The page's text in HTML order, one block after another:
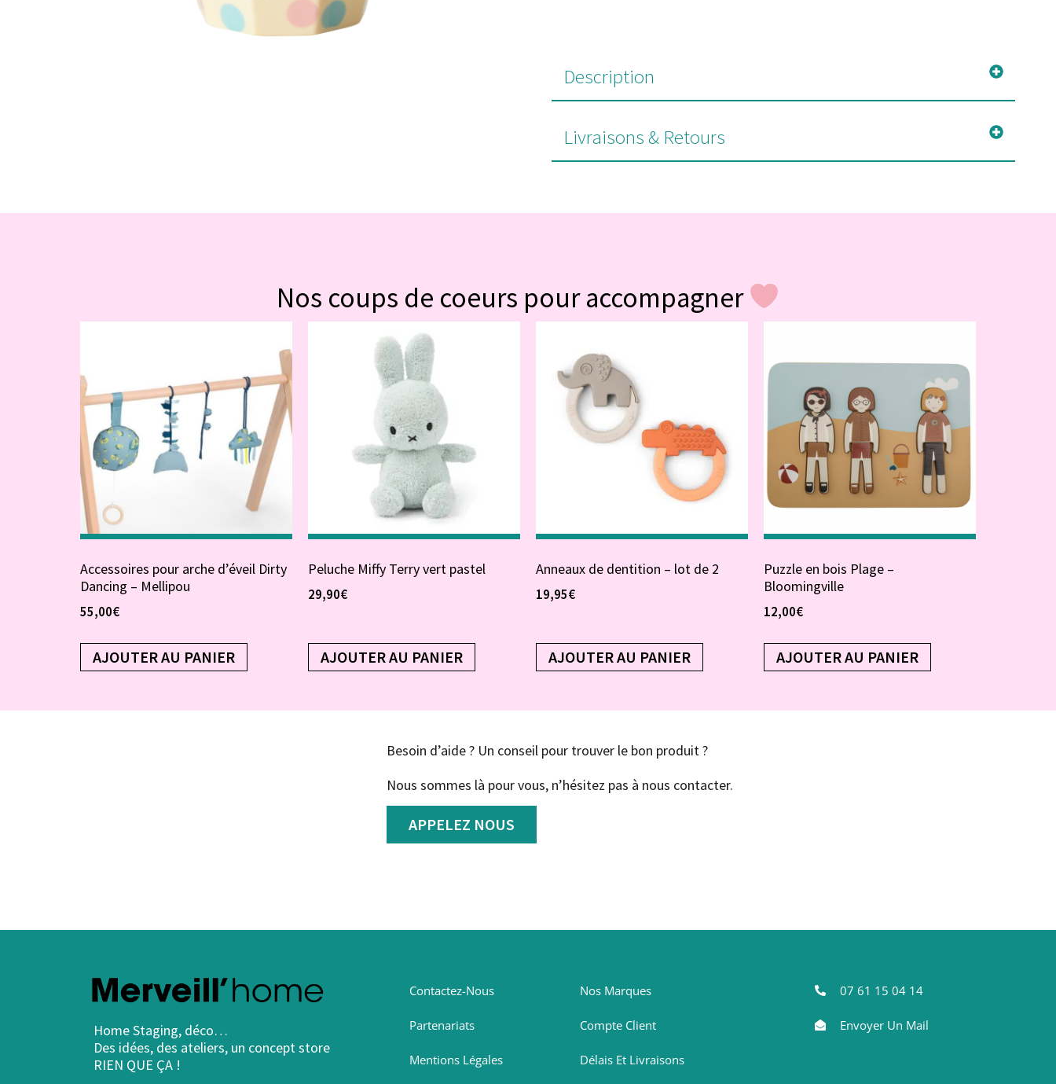
Description
Livraisons & Retours
Nos coups de coeurs pour accompagner
Accessoires pour arche d’éveil Dirty
Dancing – Mellipou
55,00€
AJOUTER AU PANIER
Peluche Miffy Terry vert pastel
29,90€
AJOUTER AU PANIER
Anneaux de dentition – lot de 2
19,95€
AJOUTER AU PANIER
Puzzle en bois Plage –
Bloomingville
12,00€
AJOUTER AU PANIER
Besoin d’aide ? Un conseil pour trouver le bon produit ?
Nous sommes là pour vous, n’hésitez pas à nous contacter.
APPELEZ NOUS
Home Staging, déco…
Des idées, des ateliers, un concept store
RIEN QUE ÇA !
Contactez-Nous
Partenariats
Mentions Légales
Nos Marques
Compte Client
Délais Et Livraisons
07 61 15 04 14
Envoyer Un Mail